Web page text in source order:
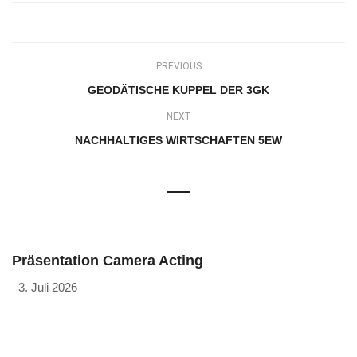
PREVIOUS
GEODÄTISCHE KUPPEL DER 3GK
NEXT
NACHHALTIGES WIRTSCHAFTEN 5EW
Präsentation Camera Acting
3. Juli 2026